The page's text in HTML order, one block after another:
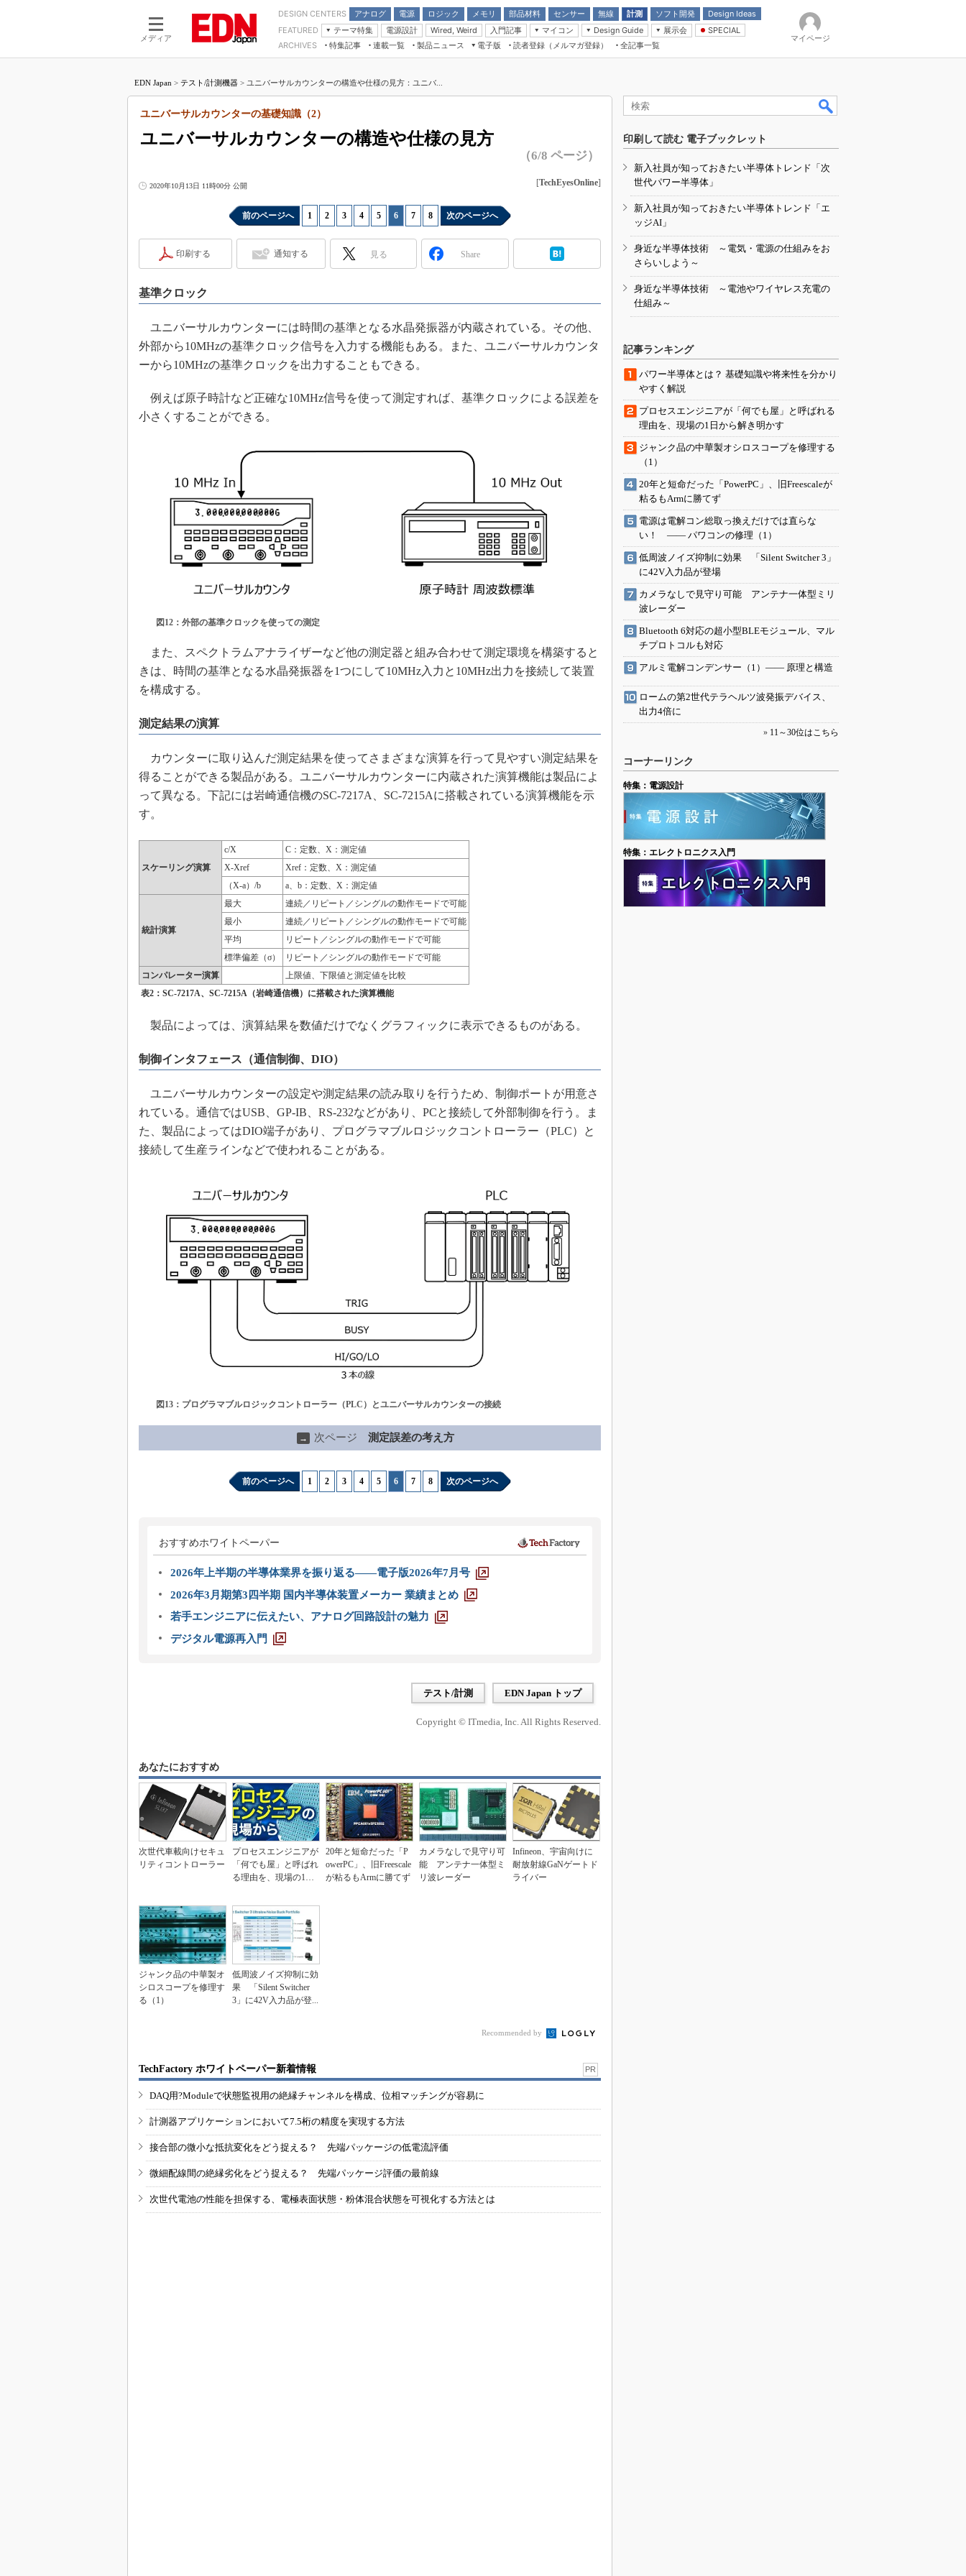
メディア
DESIGN CENTERS アナログ
電源
モーター
ロジック
LSI
メモリ
部品材料
受動部品
センサー 無線 計測 ソフト開発
Design Ideas
アナログ機能回路
計測とテスト
FEATURED
テーマ特集
つながるクルマ
エレクトロニクス入門
医療エレ（EE Times Japan）
製品解剖（EE Times Japan）
電源設計 Wired, Weird
入門記事
モーター入門
マイコン
マイコン講座
Design Guide
計測機器
展示会
CEATEC
組込み/エッジコンピューティング展
AUTOMOTIVE WORLD
SPECIAL
Microchip情報
ARCHIVES 特集記事
連載一覧
マイクロプロセッサ懐古録
中堅技術者に贈る電子部品“徹底”活
用講座
たった2つの式で始めるDC/DCコン
マイコン講座
Q&Aで学ぶマイコン講座
高速シリアル伝送技術講座
アナログ設計のきほん／ADCとノイ
めざせ高効率！ モーター駆動入門講
座
Bluetooth mesh入門
「SPICEの仕組みとその活用設計」
最新記事一覧
USB Type-Cの登場で評価試験はど
う変わる？
IoT時代の無線規格を知る【Thread
編】
IoT時代の無線規格を知る【Z-Wave
編】
製品ニュース
電子版
電子ブックレット
読者登録（メルマガ登録） 全記事一覧
マイページ
EDN Japan > テスト/計測機器 > ユニバーサルカウンターの構造や仕様の見方：ユニバ...
ユニバーサルカウンターの構造や仕様の見方
ユニバーサルカウンターの基礎知識（2）
（6/8 ページ）
2020年10月13日 11時00分 公開 [TechEyesOnline]
前のページへ 1 2 3 4 5 6 7 8 次のページへ
印刷する 通知する 見る Share
基準クロック
ユニバーサルカウンターには時間の基準となる水晶発振器が内蔵されている。その他、
外部から10MHzの基準クロック信号を入力する機能もある。また、ユニバーサルカウンタ
ーから10MHzの基準クロックを出力することもできる。
例えば原子時計など正確な10MHz信号を使って測定すれば、基準クロックによる誤差を
小さくすることができる。
図12：外部の基準クロックを使っての測定
また、スペクトラムアナライザーなど他の測定器と組み合わせて測定環境を構築すると
きは、時間の基準となる水晶発振器を1つにして10MHz入力と10MHz出力を接続して装置
を構成する。
測定結果の演算
カウンターに取り込んだ測定結果を使ってさまざまな演算を行って見やすい測定結果を
得ることができる製品がある。ユニバーサルカウンターに内蔵された演算機能は製品によ
って異なる。下記には岩崎通信機のSC-7217A、SC-7215Aに搭載されている演算機能を示
す。
スケーリング演算
c/X
C：定数、X：測定値
X-Xref
Xref：定数、X：測定値
（X-a）/b
a、b：定数、X：測定値
統計演算
最大
連続／リピート／シングルの動作モードで可能
最小
連続／リピート／シングルの動作モードで可能
平均
リピート／シングルの動作モードで可能
標準偏差（σ）
リピート／シングルの動作モードで可能
コンパレーター演算
上限値、下限値と測定値を比較
表2：SC-7217A、SC-7215A（岩崎通信機）に搭載された演算機能
製品によっては、演算結果を数値だけでなくグラフィックに表示できるものがある。
制御インタフェース（通信制御、DIO）
ユニバーサルカウンターの設定や測定結果の読み取りを行うため、制御ポートが用意さ
れている。通信ではUSB、GP-IB、RS-232などがあり、PCと接続して外部制御を行う。ま
た、製品によってはDIO端子があり、プログラマブルロジックコントローラー（PLC）と
接続して生産ラインなどで使われることがある。
図13：プログラマブルロジックコントローラー（PLC）とユニバーサルカウンターの接続
→ 次ページ 測定誤差の考え方
前のページへ 1 2 3 4 5 6 7 8 次のページへ
おすすめホワイトペーパー
2026年上半期の半導体業界を振り返る――電子版2026年7月号
2026年3月期第3四半期 国内半導体装置メーカー 業績まとめ
若手エンジニアに伝えたい、アナログ回路設計の魅力
デジタル電源再入門
テスト/計測 EDN Japan トップ
Copyright © ITmedia, Inc. All Rights Reserved.
あなたにおすすめ
次世代車載向けセキュ
リティコントローラー
プロセスエンジニアが
「何でも屋」と呼ばれ
る理由を、現場の1日
20年と短命だった「P
owerPC」、旧Freescale
が粘るもArmに勝てず
カメラなしで見守り可
能 アンテナ一体型ミ
リ波レーダー
Infineon、宇宙向けに
耐放射線GaNゲートド
ライバー
ジャンク品の中華製オ
シロスコープを修理す
る（1）
低周波ノイズ抑制に効
果 「Silent Switcher
3」に42V入力品が登...
Recommended by
TechFactory ホワイトペーパー新着情報 PR
DAQ用?Moduleで状態監視用の絶縁チャンネルを構成、位相マッチングが容易に
計測器アプリケーションにおいて7.5桁の精度を実現する方法
接合部の微小な抵抗変化をどう捉える？ 先端パッケージの低電流評価
微細配線間の絶縁劣化をどう捉える？ 先端パッケージ評価の最前線
次世代電池の性能を担保する、電極表面状態・粉体混合状態を可視化する方法とは
印刷して読む 電子ブックレット
新入社員が知っておきたい半導体トレンド「次
世代パワー半導体」
新入社員が知っておきたい半導体トレンド「エ
ッジAI」
身近な半導体技術 ～電気・電源の仕組みをお
さらいしよう～
身近な半導体技術 ～電池やワイヤレス充電の
仕組み～
記事ランキング
パワー半導体とは？ 基礎知識や将来性を分かり
やすく解説
プロセスエンジニアが「何でも屋」と呼ばれる
理由を、現場の1日から解き明かす
ジャンク品の中華製オシロスコープを修理する
（1）
20年と短命だった「PowerPC」、旧Freescaleが
粘るもArmに勝てず
電源は電解コン総取っ換えだけでは直らな
い！ ―― パワコンの修理（1）
低周波ノイズ抑制に効果 「Silent Switcher 3」
に42V入力品が登場
カメラなしで見守り可能 アンテナ一体型ミリ
波レーダー
Bluetooth 6対応の超小型BLEモジュール、マル
チプロトコルも対応
アルミ電解コンデンサー（1）―― 原理と構造
ロームの第2世代テラヘルツ波発振デバイス、
出力4倍に
» 11～30位はこちら
コーナーリンク
特集：電源設計
特集：エレクトロニクス入門